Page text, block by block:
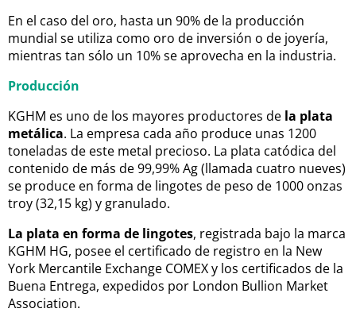
En el caso del oro, hasta un 90% de la producción
mundial se utiliza como oro de inversión o de joyería,
mientras tan sólo un 10% se aprovecha en la industria.
Producción
KGHM es uno de los mayores productores de la plata
metálica. La empresa cada año produce unas 1200
toneladas de este metal precioso. La plata catódica del
contenido de más de 99,99% Ag (llamada cuatro nueves)
se produce en forma de lingotes de peso de 1000 onzas
troy (32,15 kg) y granulado.
La plata en forma de lingotes, registrada bajo la marca
KGHM HG, posee el certificado de registro en la New
York Mercantile Exchange COMEX y los certificados de la
Buena Entrega, expedidos por London Bullion Market
Association.